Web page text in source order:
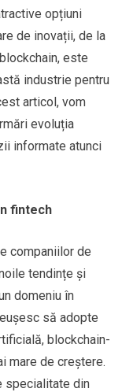
opțiuni
de inovații, de la
este
industrie pentru
articol, vom
evoluția
informate atunci
fintech
companiilor de
tendințe și
domeniu în
să adopte
blockchain-
mare de creștere.
specialitate din